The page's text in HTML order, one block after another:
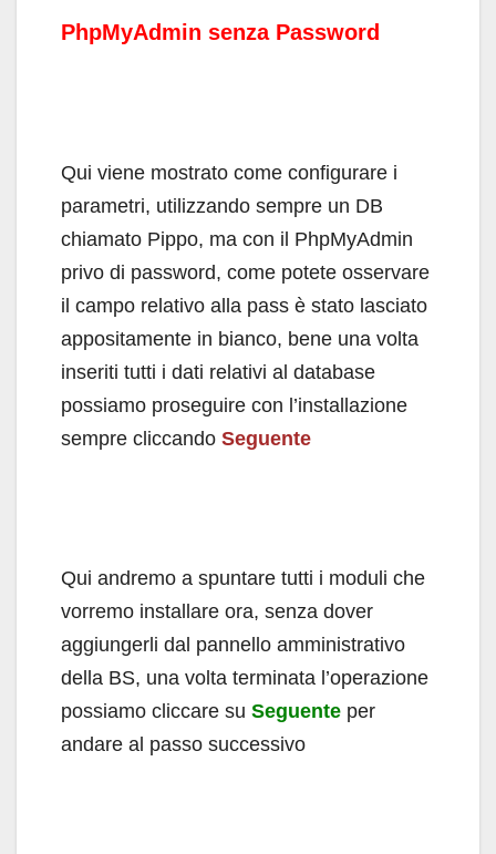
PhpMyAdmin senza Password
Qui viene mostrato come configurare i
parametri, utilizzando sempre un DB
chiamato Pippo, ma con il PhpMyAdmin
privo di password, come potete osservare
il campo relativo alla pass è stato lasciato
appositamente in bianco, bene una volta
inseriti tutti i dati relativi al database
possiamo proseguire con l’installazione
sempre cliccando Seguente
Qui andremo a spuntare tutti i moduli che
vorremo installare ora, senza dover
aggiungerli dal pannello amministrativo
della BS, una volta terminata l’operazione
possiamo cliccare su Seguente per
andare al passo successivo